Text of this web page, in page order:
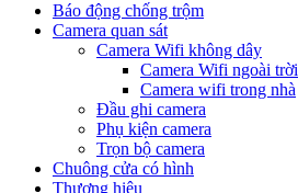
Báo động chống trộm
Camera quan sát
Camera Wifi không dây
Camera Wifi ngoài trời
Camera wifi trong nhà
Đầu ghi camera
Phụ kiện camera
Trọn bộ camera
Chuông cửa có hình
Thương hiệu